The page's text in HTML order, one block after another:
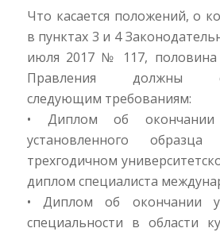
Что касается положений, о
в пунктах 3 и 4
июля 2017 № 117,
Правления должны
следующим требованиям:
• Диплом об окончании
установленного
трехгодичном
диплом специалиста
• Диплом об окончании
специальности в области